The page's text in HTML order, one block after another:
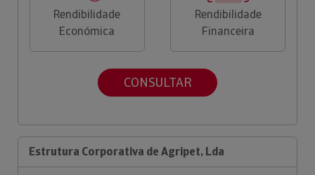
Rendibilidade
Económica
Rendibilidade
Financeira
CONSULTAR
Estrutura Corporativa de Agripet, Lda